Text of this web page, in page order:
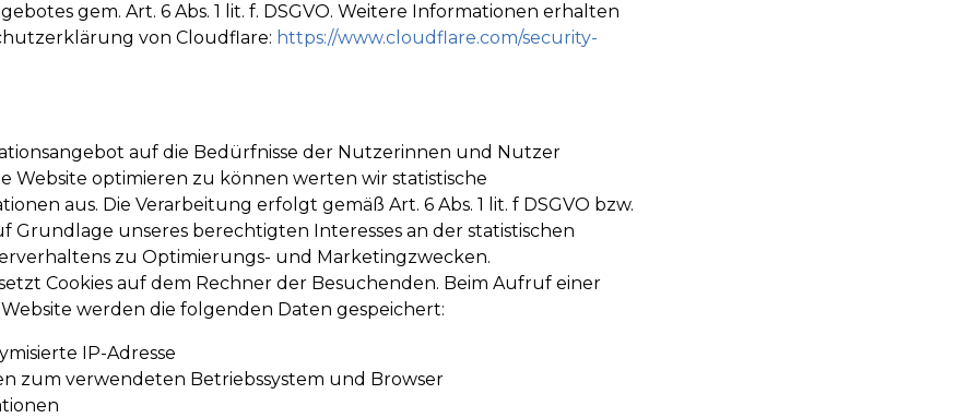
gem. Art. 6 Abs. 1 lit. f. DSGVO. Weitere Informationen erhalten
von Cloudflare: https://www.cloudflare.com/security-
auf die Bedürfnisse der Nutzerinnen und Nutzer
Website optimieren zu können werten wir statistische
aus. Die Verarbeitung erfolgt gemäß Art. 6 Abs. 1 lit. f DSGVO bzw.
Grundlage unseres berechtigten Interesses an der statistischen
zu Optimierungs- und Marketingzwecken.
Cookies auf dem Rechner der Besuchenden. Beim Aufruf einer
werden die folgenden Daten gespeichert:
IP-Adresse
zum verwendeten Betriebssystem und Browser